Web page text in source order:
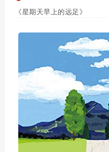
《星期天早上的远足》